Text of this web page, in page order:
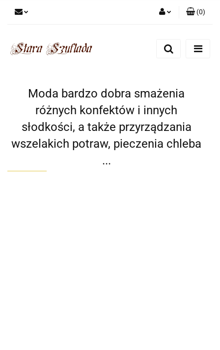
Zarejestruj się
(0)
Moda bardzo dobra smażenia
różnych konfektów i innych
słodkości, a także przyrządzania
wszelakich potraw, pieczenia chleba
...